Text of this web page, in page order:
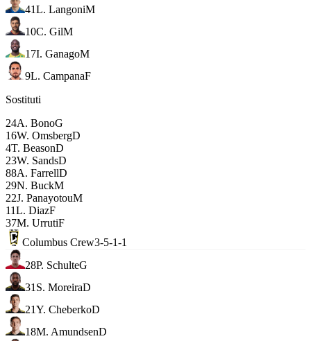
41L. LangoniM
10C. GilM
17I. GanagoM
9L. CampanaF
Sostituti
24A. BonoG
16W. OmsbergD
4T. BeasonD
23W. SandsD
88A. FarrellD
29N. BuckM
22J. PanayotouM
11L. DiazF
37M. UrrutiF
Columbus Crew3-5-1-1
28P. SchulteG
31 S. MoreiraD
21Y. CheberkoD
18M. AmundsenD